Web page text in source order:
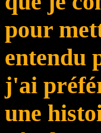
pour
entendu
j'ai
une